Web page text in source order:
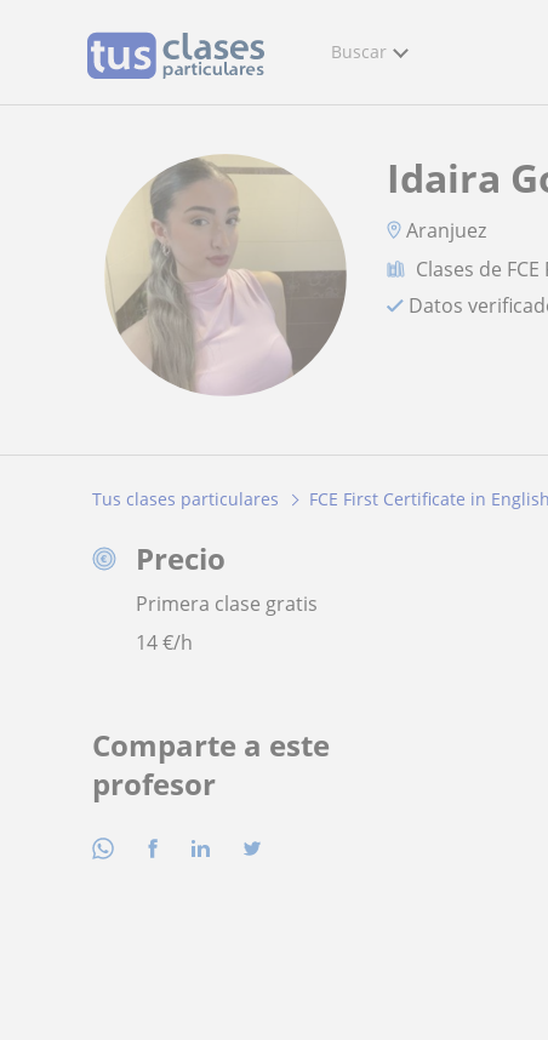
Buscar
Idaira
Aranjuez
Clases de
Datos
Tus clases particulares FCE First Certificate in English
Precio
Primera clase gratis
14€/h
Comparte a este
profesor